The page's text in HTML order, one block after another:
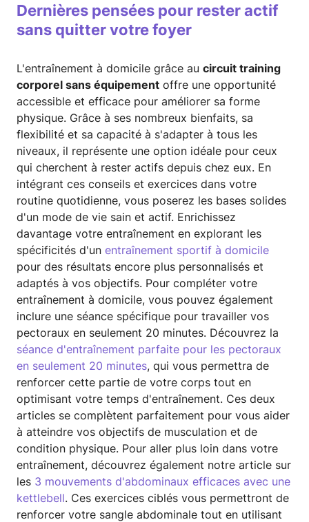
Dernières pensées pour rester actif
sans quitter votre foyer
L'entraînement à domicile grâce au circuit training
corporel sans équipement offre une opportunité
accessible et efficace pour améliorer sa forme
physique. Grâce à ses nombreux bienfaits, sa
flexibilité et sa capacité à s'adapter à tous les
niveaux, il représente une option idéale pour ceux
qui cherchent à rester actifs depuis chez eux. En
intégrant ces conseils et exercices dans votre
routine quotidienne, vous poserez les bases solides
d'un mode de vie sain et actif. Enrichissez
davantage votre entraînement en explorant les
spécificités d'un entraînement sportif à domicile
pour des résultats encore plus personnalisés et
adaptés à vos objectifs. Pour compléter votre
entraînement à domicile, vous pouvez également
inclure une séance spécifique pour travailler vos
pectoraux en seulement 20 minutes. Découvrez la
séance d'entraînement parfaite pour les pectoraux
en seulement 20 minutes, qui vous permettra de
renforcer cette partie de votre corps tout en
optimisant votre temps d'entraînement. Ces deux
articles se complètent parfaitement pour vous aider
à atteindre vos objectifs de musculation et de
condition physique. Pour aller plus loin dans votre
entraînement, découvrez également notre article sur
les 3 mouvements d'abdominaux efficaces avec une
kettlebell. Ces exercices ciblés vous permettront de
renforcer votre sangle abdominale tout en utilisant